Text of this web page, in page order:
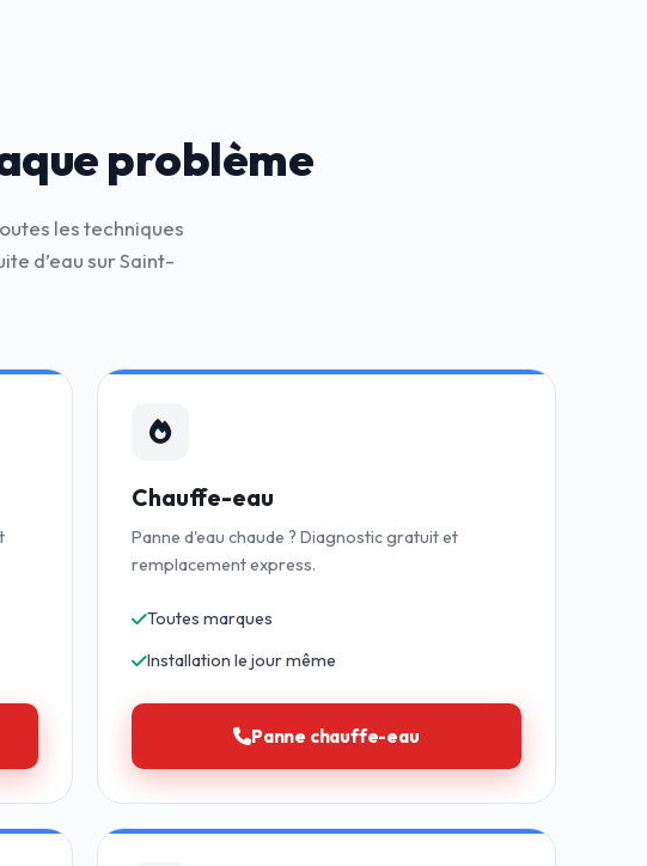
problème
les techniques
d’eau sur Saint-
Chauffe-eau
Panne d'eau chaude ? Diagnostic gratuit et
remplacement express.
Toutes marques
Installation le jour même
Panne chauffe-eau